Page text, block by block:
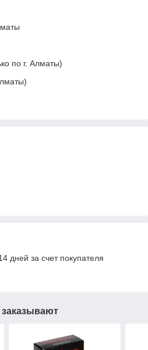
по г. Алматы)
дней за счет покупателя